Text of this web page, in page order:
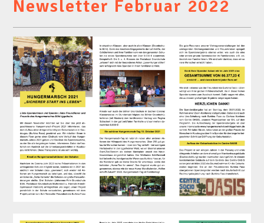
Newsletter Februar 2022